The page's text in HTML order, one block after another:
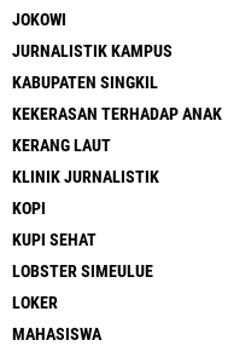
JOKOWI
JURNALISTIK KAMPUS
KABUPATEN SINGKIL
KEKERASAN TERHADAP ANAK
KERANG LAUT
KLINIK JURNALISTIK
KOPI
KUPI SEHAT
LOBSTER SIMEULUE
LOKER
MAHASISWA